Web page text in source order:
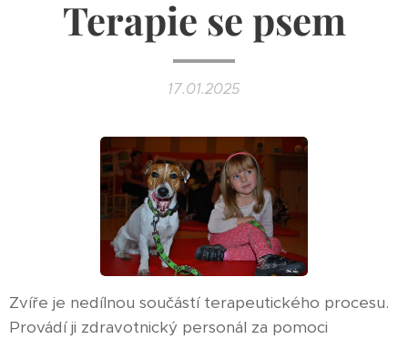
Terapie se psem
17.01.2025
Zvíře je nedílnou součástí terapeutického procesu.
Provádí ji zdravotnický personál za pomoci